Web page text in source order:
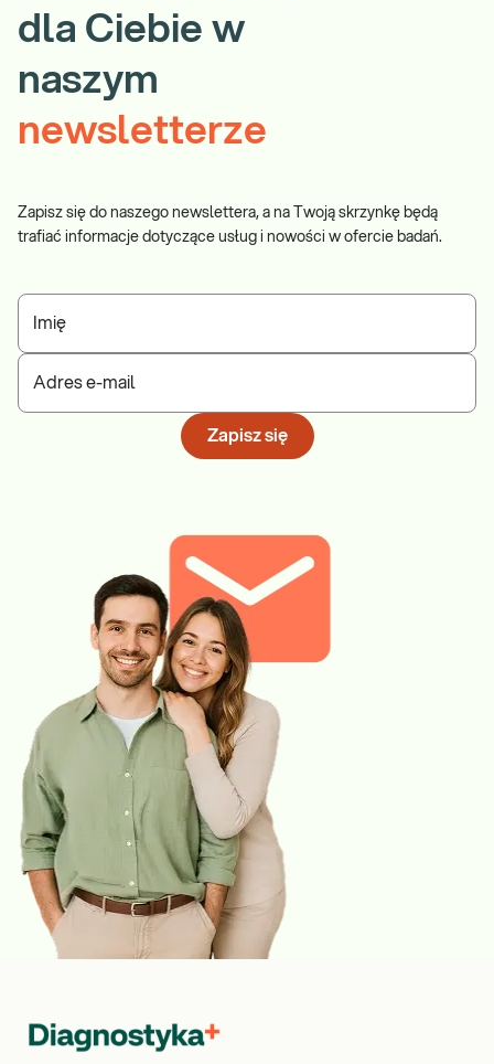
dla Ciebie w
naszym
newsletterze
Zapisz się do naszego newslettera, a na Twoją skrzynkę będą
trafiać informacje dotyczące usług i nowości w ofercie badań.
Imię
Adres e-mail
Zapisz się